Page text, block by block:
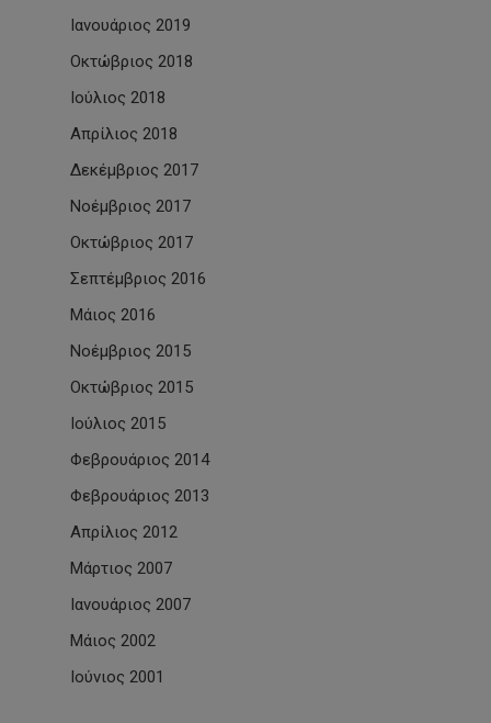
Ιανουάριος 2019
Οκτώβριος 2018
Ιούλιος 2018
Απρίλιος 2018
Δεκέμβριος 2017
Νοέμβριος 2017
Οκτώβριος 2017
Σεπτέμβριος 2016
Μάιος 2016
Νοέμβριος 2015
Οκτώβριος 2015
Ιούλιος 2015
Φεβρουάριος 2014
Φεβρουάριος 2013
Απρίλιος 2012
Μάρτιος 2007
Ιανουάριος 2007
Μάιος 2002
Ιούνιος 2001